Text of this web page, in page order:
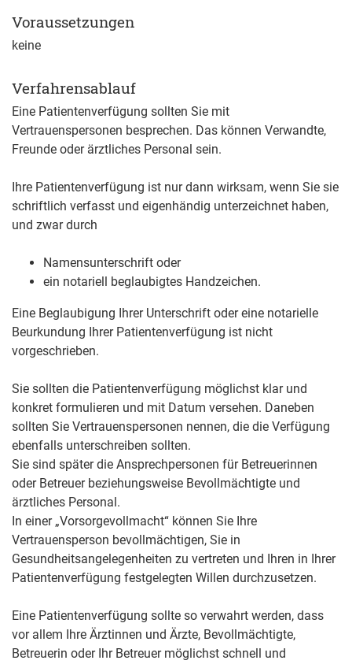
Voraussetzungen
keine
Verfahrensablauf
Eine Patientenverfügung sollten Sie mit
Vertrauenspersonen besprechen. Das können Verwandte,
Freunde oder ärztliches Personal sein.
Ihre Patientenverfügung ist nur dann wirksam, wenn Sie sie
schriftlich verfasst und eigenhändig unterzeichnet haben,
und zwar durch
Namensunterschrift oder
ein notariell beglaubigtes Handzeichen.
Eine Beglaubigung Ihrer Unterschrift oder eine notarielle
Beurkundung Ihrer Patientenverfügung ist nicht
vorgeschrieben.
Sie sollten die Patientenverfügung möglichst klar und
konkret formulieren und mit Datum versehen. Daneben
sollten Sie Vertrauenspersonen nennen, die die Verfügung
ebenfalls unterschreiben sollten.
Sie sind später die Ansprechpersonen für Betreuerinnen
oder Betreuer beziehungsweise Bevollmächtigte und
ärztliches Personal.
In einer „Vorsorgevollmacht“ können Sie Ihre
Vertrauensperson bevollmächtigen, Sie in
Gesundheitsangelegenheiten zu vertreten und Ihren in Ihrer
Patientenverfügung festgelegten Willen durchzusetzen.
Eine Patientenverfügung sollte so verwahrt werden, dass
vor allem Ihre Ärztinnen und Ärzte, Bevollmächtigte,
Betreuerin oder Ihr Betreuer möglichst schnell und